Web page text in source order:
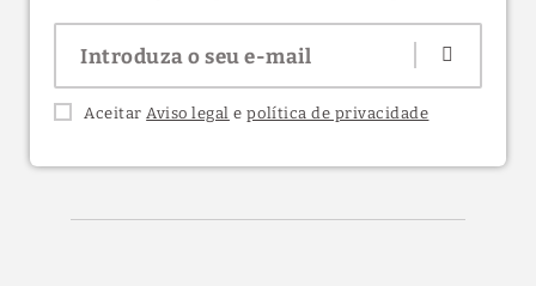
Aceitar Aviso legal epolítica de privacidade